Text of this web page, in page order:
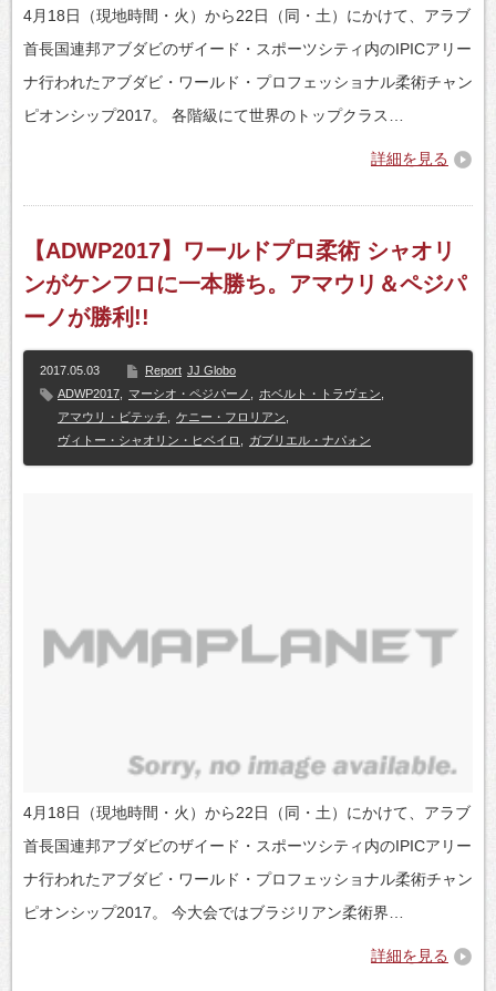
4月18日（現地時間・火）から22日（同・土）にかけて、アラブ
首長国連邦アブダビのザイード・スポーツシティ内のIPICアリー
ナ行われたアブダビ・ワールド・プロフェッショナル柔術チャン
ピオンシップ2017。 各階級にて世界のトップクラス…
詳細を見る
【ADWP2017】ワールドプロ柔術 シャオリ
ンがケンフロに一本勝ち。アマウリ＆ペジパ
ーノが勝利!!
2017.05.03 Report JJ Globo
ADWP2017
マーシオ・ペジパーノ ホベルト・トラヴェン
アマウリ・ビテッチ
ケニー・フロリアン
ヴィトー・シャオリン・ヒベイロ
ガブリエル・ナパォン
4月18日（現地時間・火）から22日（同・土）にかけて、アラブ
首長国連邦アブダビのザイード・スポーツシティ内のIPICアリー
ナ行われたアブダビ・ワールド・プロフェッショナル柔術チャン
ピオンシップ2017。 今大会ではブラジリアン柔術界…
詳細を見る